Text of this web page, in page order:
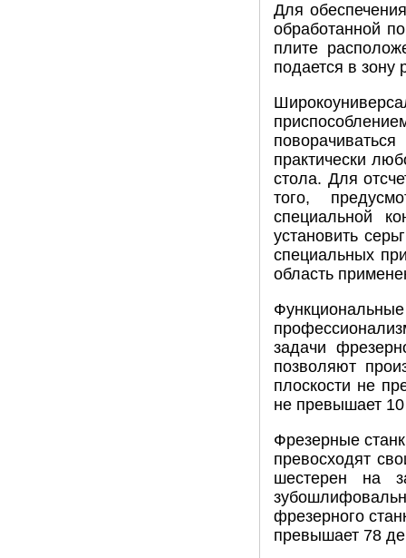
Для
обработанной
плите
подается в зону
практически
стола. Для
того,
специальной
установить
специальных
область
задачи
позволяют
плоскости не
не превышает
Фрезерные
превосходят
шестерен на
фрезерного
превышает 78